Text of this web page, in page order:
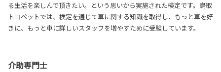
る生活を楽しんで頂きたい。という思いから実施された検定です。鳥取
トヨペットでは、検定を通じて車に関する知識を取得し、もっと車を好
きに、もっと車に詳しいスタッフを増やすために受験しています。
介助専門士